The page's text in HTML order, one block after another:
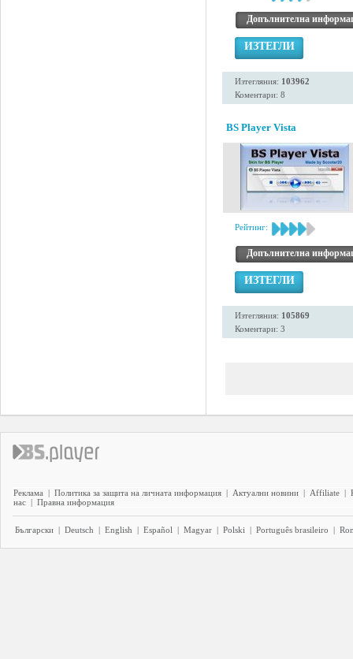
Допълнителна
ИЗТЕГЛИ
Изтегляния: 103962
Коментари: 8
BS Player Vista
Рейтинг:
Допълнителна
ИЗТЕГЛИ
Изтегляния: 105869
Коментари: 3
Реклама | Политика за защита на личната информация | Актуални новини | Affiliate |
нас | Правна информация
Български | Deutsch | English | Español | Magyar | Polski | Português brasileiro |